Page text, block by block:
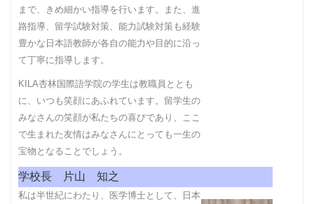
まで、きめ細かい指導を行います。また、進
路指導、留学試験対策、能力試験対策も経験
豊かな日本語教師が各自の能力や目的に沿っ
て丁寧に指導します。
KILA杏林国際語学院の学生は教職員ととも
に、いつも笑顔にあふれています。留学生の
みなさんの笑顔が私たちの喜びであり、ここ
で生まれた友情はみなさんにとっても一生の
宝物となることでしょう。
学校長 片山 知之
私は半世紀にわたり、医学博士として、日本